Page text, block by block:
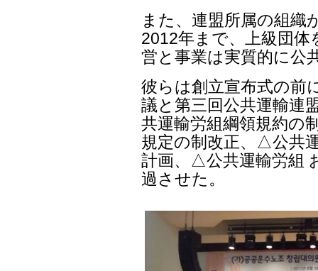
また、連盟所属の組織
2012年まで、上級団体
営と事業は実質的に公
彼らは創立宣布式の前
議と第三回公共運輸連
共運輸労組綱領規約の
規定の制改正、△公共
計画、△公共運輸労組
過させた。